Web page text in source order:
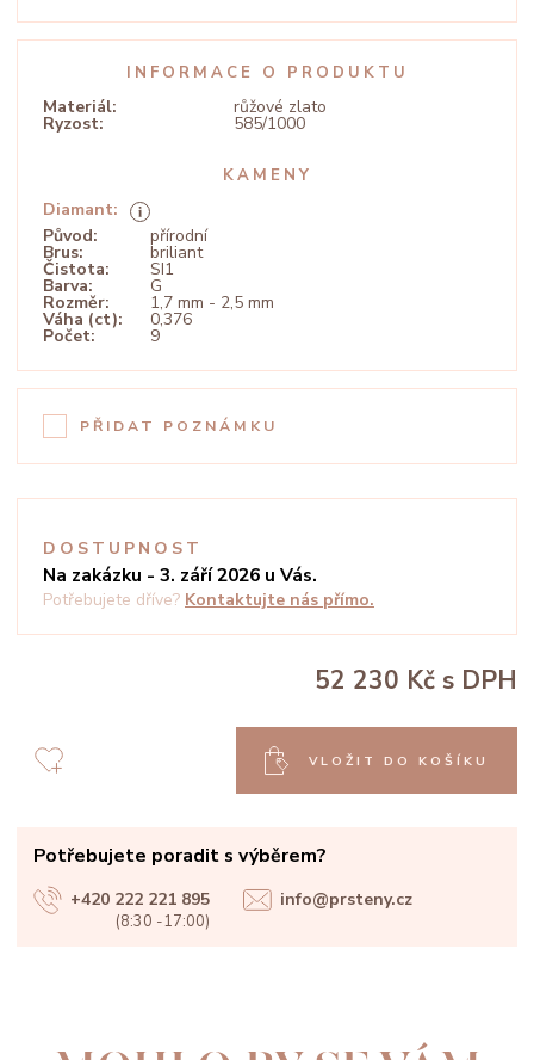
INFORMACE O PRODUKTU
Materiál: růžové zlato
Ryzost: 585/1000
KAMENY
Diamant:
Původ:
přírodní
Brus: briliant
Čistota: SI1
Barva: G
Rozměr: 1,7 mm - 2,5 mm
Váha (ct): 0,376
Počet: 9
PŘIDAT POZNÁMKU
DOSTUPNOST
Na zakázku - 3. září 2026 u Vás.
Potřebujete dříve? Kontaktujte nás přímo.
52 230 Kč s DPH
VLOŽIT DO KOŠÍKU
Potřebujete poradit s výběrem?
+420 222 221 895
(8:30 -17:00)
info@prsteny.cz